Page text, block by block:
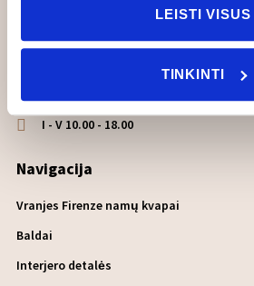
LEISTI VISUS
TINKINTI
Interjero salonas Domanija
I - V 10.00 - 18.00
Navigacija
Vranjes Firenze namų kvapai
Baldai
Interjero detalės